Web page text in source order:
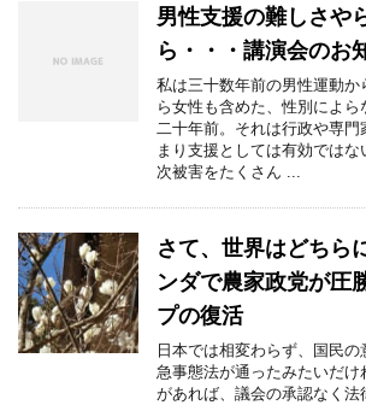
男性支援の難しさや
ら・・・講演会のお
私は三十数年前の男性運動
ら女性も含めた、性別によ
二十年前。それは行政や専門
まり支援としては有効では
次被害をたくさん ...
さて、世界はどちら
ンダで農家政党が圧
プの復活
日本では相変わらず、国民
急事態法が通ったみたいだけ
があれば、議会の承認なく法